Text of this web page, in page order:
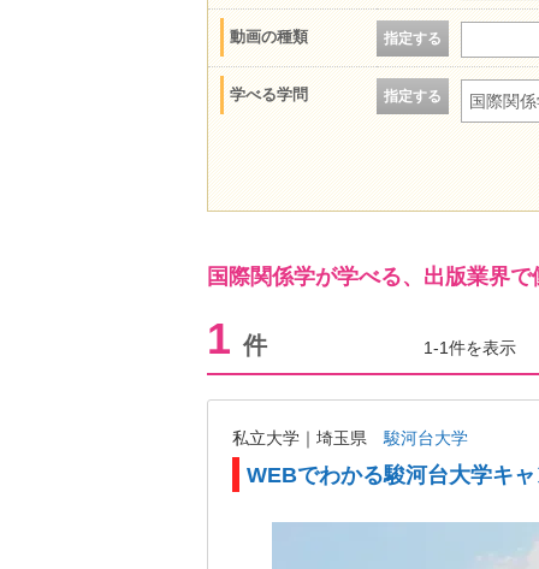
動画の種類 指定する
学べる学問 指定する 国際関
国際関係学が学べる、出版業界
1 件 1-1件を表示
私立大学｜埼玉県 駿河台大学
WEBでわかる駿河台大学キ